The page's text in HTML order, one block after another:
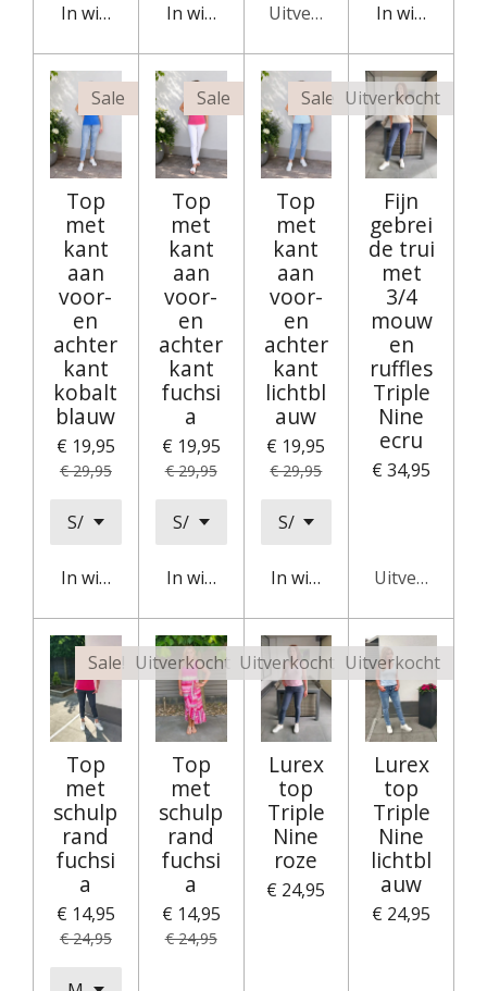
In winkelwagenIn winkelwagenUitverkocht In
Sale
Top
met
kant
aan
voor-
en
achter
kant
kobalt
blauw
€ 19,95
€ 29,95
In winkelwagen
Sale
Top
met
kant
aan
voor-
en
achter
kant
fuchsi
a
€ 19,95
€ 29,95
In winkelwagen
Sale
Top
met
kant
aan
voor-
en
achter
kant
lichtbl
auw
€ 19,95
€ 29,95
In winkelwagen
Uitverkocht
Fijn
gebrei
de trui
met
3/4
mouw
en
ruffles
Triple
Nine
ecru
€ 34,95
Uitverkocht
Sale!
Top
met
schulp
rand
fuchsi
a
€ 14,95
€ 24,95
Uitverkocht
Top
met
schulp
rand
fuchsi
a
€ 14,95
€ 24,95
Uitverkocht
Lurex
top
Triple
Nine
roze
€ 24,95
Uitverkocht
Lurex
top
Triple
Nine
lichtbl
auw
€ 24,95